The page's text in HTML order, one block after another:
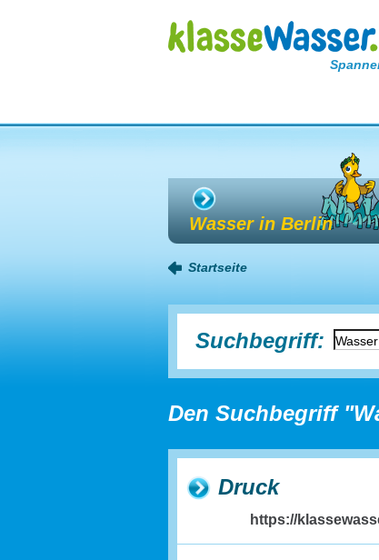
Wasser in Berlin
Startseite
Suchbegriff:
Den Suchbegriff
Druck
https://